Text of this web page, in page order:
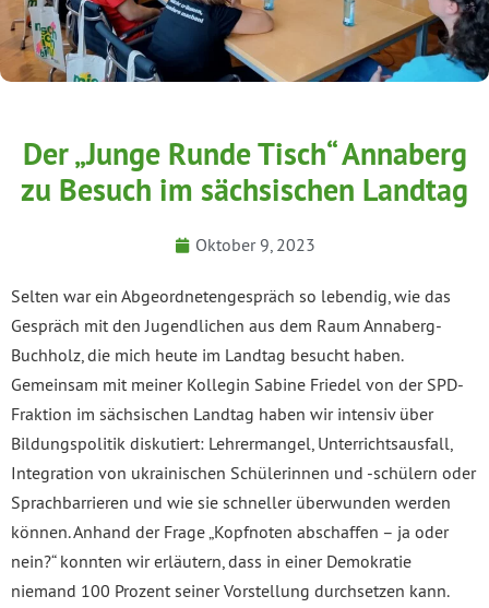
Der „Junge Runde Tisch“ Annaberg
zu Besuch im sächsischen Landtag
Oktober 9, 2023
Selten war ein Abgeordnetengespräch so lebendig, wie das
Gespräch mit den Jugendlichen aus dem Raum Annaberg-
Buchholz, die mich heute im Landtag besucht haben.
Gemeinsam mit meiner Kollegin Sabine Friedel von der SPD-
Fraktion im sächsischen Landtag haben wir intensiv über
Bildungspolitik diskutiert: Lehrermangel, Unterrichtsausfall,
Integration von ukrainischen Schülerinnen und -schülern oder
Sprachbarrieren und wie sie schneller überwunden werden
können. Anhand der Frage „Kopfnoten abschaffen – ja oder
nein?“ konnten wir erläutern, dass in einer Demokratie
niemand 100 Prozent seiner Vorstellung durchsetzen kann.